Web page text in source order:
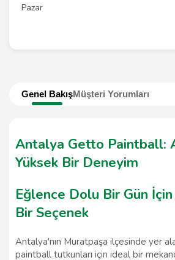
Genel BakışMüşteri Yorumları
Antalya Getto Paintball:
Yüksek Bir Deneyim
Eğlence Dolu Bir Gün
Bir Seçenek
Antalya'nın Muratpaşa ilçesinde yer
paintball tutkunları için ideal bir
Pazar